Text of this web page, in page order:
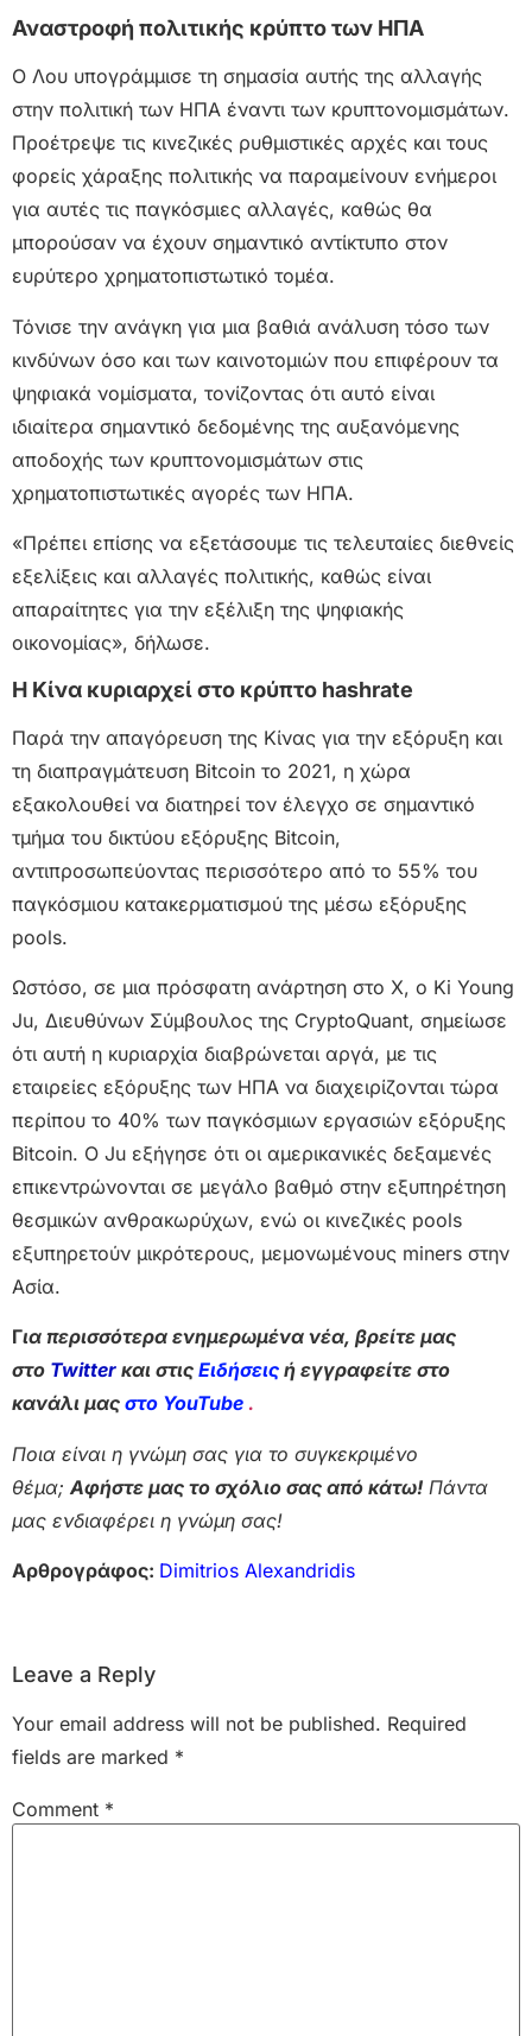
Αναστροφή πολιτικής κρύπτο των ΗΠΑ
Ο Λου υπογράμμισε τη σημασία αυτής της αλλαγής
στην πολιτική των ΗΠΑ έναντι των κρυπτονομισμάτων.
Προέτρεψε τις κινεζικές ρυθμιστικές αρχές και τους
φορείς χάραξης πολιτικής να παραμείνουν ενήμεροι
για αυτές τις παγκόσμιες αλλαγές, καθώς θα
μπορούσαν να έχουν σημαντικό αντίκτυπο στον
ευρύτερο χρηματοπιστωτικό τομέα.
Τόνισε την ανάγκη για μια βαθιά ανάλυση τόσο των
κινδύνων όσο και των καινοτομιών που επιφέρουν τα
ψηφιακά νομίσματα, τονίζοντας ότι αυτό είναι
ιδιαίτερα σημαντικό δεδομένης της αυξανόμενης
αποδοχής των κρυπτονομισμάτων στις
χρηματοπιστωτικές αγορές των ΗΠΑ.
«Πρέπει επίσης να εξετάσουμε τις τελευταίες διεθνείς
εξελίξεις και αλλαγές πολιτικής, καθώς είναι
απαραίτητες για την εξέλιξη της ψηφιακής
οικονομίας», δήλωσε.
Η Κίνα κυριαρχεί στο κρύπτο hashrate
Παρά την απαγόρευση της Κίνας για την εξόρυξη και
τη διαπραγμάτευση Bitcoin το 2021, η χώρα
εξακολουθεί να διατηρεί τον έλεγχο σε σημαντικό
τμήμα του δικτύου εξόρυξης Bitcoin,
αντιπροσωπεύοντας περισσότερο από το 55% του
παγκόσμιου κατακερματισμού της μέσω εξόρυξης
pools.
Ωστόσο, σε μια πρόσφατη ανάρτηση στο X, ο Ki Young
Ju, Διευθύνων Σύμβουλος της CryptoQuant, σημείωσε
ότι αυτή η κυριαρχία διαβρώνεται αργά, με τις
εταιρείες εξόρυξης των ΗΠΑ να διαχειρίζονται τώρα
περίπου το 40% των παγκόσμιων εργασιών εξόρυξης
Bitcoin. Ο Ju εξήγησε ότι οι αμερικανικές δεξαμενές
επικεντρώνονται σε μεγάλο βαθμό στην εξυπηρέτηση
θεσμικών ανθρακωρύχων, ενώ οι κινεζικές pools
εξυπηρετούν μικρότερους, μεμονωμένους miners στην
Ασία.
Για περισσότερα ενημερωμένα νέα, βρείτε μας
στο Twitter και στις Ειδήσεις ή εγγραφείτε στο
κανάλι μας στο YouTube .
Ποια είναι η γνώμη σας για το συγκεκριμένο
θέμα; Αφήστε μας το σχόλιο σας από κάτω! Πάντα
μας ενδιαφέρει η γνώμη σας!
Αρθρογράφος: Dimitrios Alexandridis
Leave a Reply
Your email address will not be published. Required
fields are marked *
Comment *